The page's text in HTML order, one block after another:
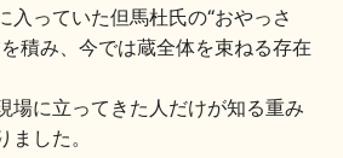
地酒蔵元会検定
入っていた但馬杜氏の“おやっさ
積み、今では蔵全体を束ねる存在
場に立ってきた人だけが知る重み
した。